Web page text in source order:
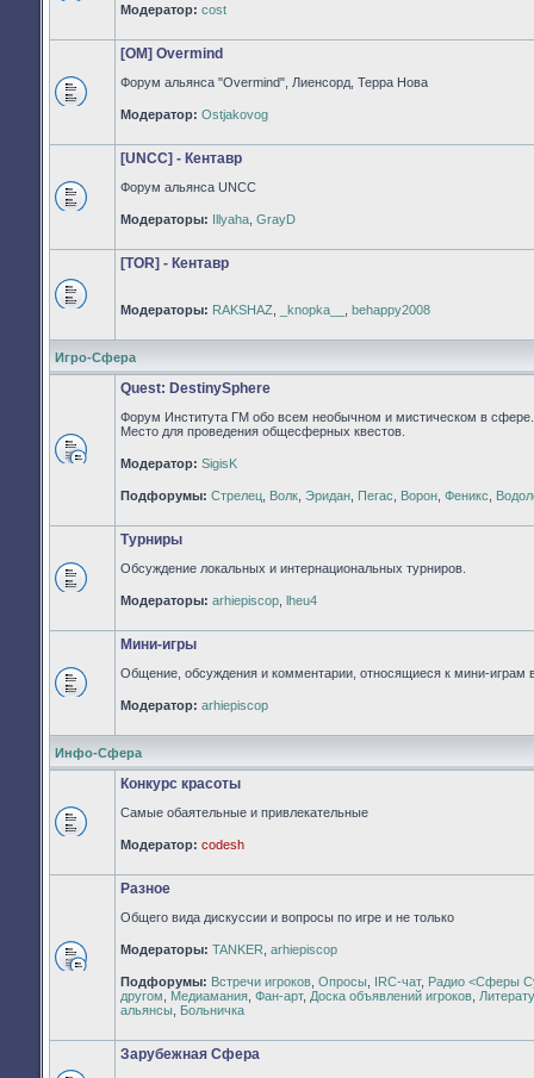
Нет
непрочитанных
Модератор: cost
Нет
непрочитанных
[OM] Overmind
Форум альянса "Overmind", Лиенсорд, Терра Нова
Модератор: Ostjakovog
Нет
непрочитанных
[UNCC] - Кентавр
Форум альянса UNCC
Модераторы: Illyaha GrayD
Нет
сообщений
[TOR] - Кентавр
Модераторы: RAKSHAZ _knopka__ behappy2008
Игро-Сфера
Нет
сообщений
Quest: DestinySphere
Форум Института ГМ обо всем необычном и мистическом в сфере.
Место для проведения общесферных квестов.
Модератор: SigisK
Подфорумы: Стрелец Волк Эридан Пегас Ворон Феникс
Нет
непрочитанных
Турниры
Обсуждение локальных и интернациональных турниров.
Модераторы: arhiepiscop lheu4
Нет
непрочитанных
Мини-игры
Общение, обсуждения и комментарии, относящиеся к мини-играм
Модератор: arhiepiscop
Инфо-Сфера
Нет
непрочитанных
Конкурс красоты
Самые обаятельные и привлекательные
Модератор: codesh
Нет
непрочитанных
сообщений
Разное
Общего вида дискуссии и вопросы по игре и не только
Модераторы: TANKER arhiepiscop
Подфорумы: Встречи игроков Опросы IRC-чат, Радио <Сферы
другом
Медиамания Фан-арт, Доска объявлений игроков
альянсы Больничка
Зарубежная Сфера